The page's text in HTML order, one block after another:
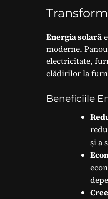
Energia solară
moderne.
electricitate,
clădirilor la
Beneficiile
și a